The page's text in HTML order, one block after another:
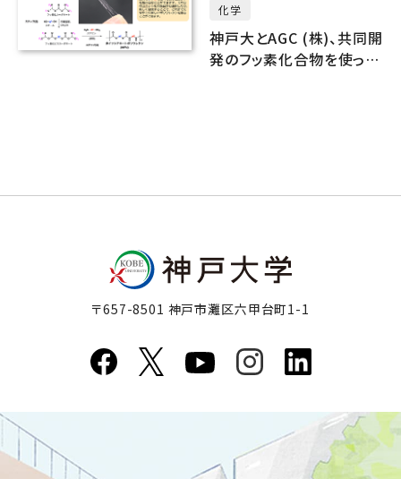
化学
神戸大とAGC (株)、共同開
発のフッ素化合物を使っ
〒657-8501 神戸市灘区六甲台町1-1